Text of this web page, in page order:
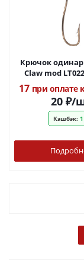
Крючок
Claw mod
17 при оплате
20₽/
Кэшбэк: